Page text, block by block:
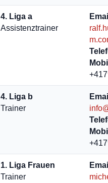
4. Liga a
Assistenztrainer
4. Liga b
Trainer
1. Liga Frauen
Trainer